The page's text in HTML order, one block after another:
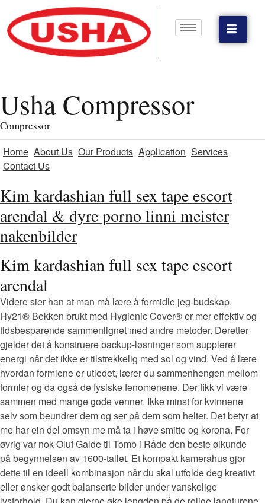
Usha Compressor
Compressor
Home About Us Our Products Application Services
Contact Us
Kim kardashian full sex tape escort
arendal & dyre porno linni meister
nakenbilder
Kim kardashian full sex tape escort
arendal
Videre sier han at man må lære å formidle jeg-budskap.
Hy21® Bekken brukt med Hygienic Cover® er mer effektiv og
tidsbesparende sammenlignet med andre metoder. Deretter
gjelder det å konstruere backup-løsninger som supplerer
energi når det ikke er tilstrekkelig med sol og vind. Ved å lære
hvordan formlene er utledet, lærer du sammenhengen mellom
formler og da også de fysiske fenomenene. Der fikk vi være
sammen med mange gode venner. Ikke minst for kvinnene
selv som beundrer dem og ser på dem som helter. Det betyr at
me har ein del omsyn me må ta i høve smitte og korona. For
øvrig var nok Oluf Galde til Tomb i Råde den beste ølkunde
på begynnelsen av 1600-tallet. Et kompakt kamerahus gjør
dette til en ideell kombinasjon når du skal utfolde deg kreativt
eller ønsker godt balanserte bilder under vanskelige